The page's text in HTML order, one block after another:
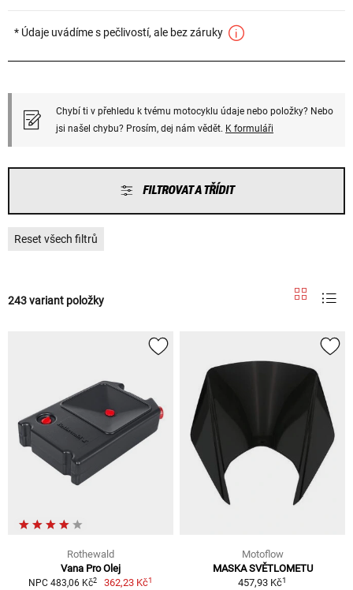
* Údaje uvádíme s pečlivostí, ale bez záruky
Chybí ti v přehledu k tvému motocyklu údaje nebo položky? Nebo
jsi našel chybu? Prosím, dej nám vědět. K formuláři
FILTROVAT A TŘÍDIT
Reset všech filtrů
243 variant položky
Rothewald
Vana Pro Olej
NPC 483,06 Kč2 362,23 Kč1
Motoflow
MASKA SVĚTLOMETU
457,93 Kč1